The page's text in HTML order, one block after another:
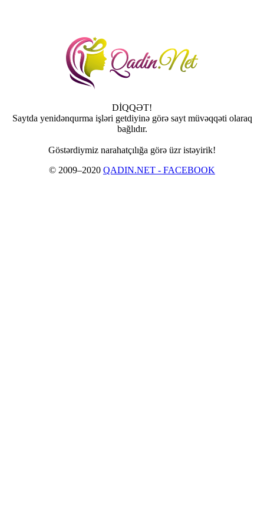
DİQQƏT!
Saytda yenidənqurma işləri getdiyinə görə sayt müvəqqəti olaraq
bağlıdır.
Göstərdiymiz narahatçılığa görə üzr istəyirik!
© 2009–2020 QADIN.NET - FACEBOOK